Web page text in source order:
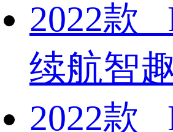
2022款
续航智
2022款